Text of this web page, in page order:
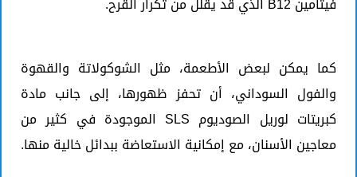
كما يمكن لبعض الأطعمة، مثل الشوكولاتة والقهوة
والفول السوداني، أن تحفز ظهورها، إلى جانب مادة
كبريتات لوريل الصوديوم SLS الموجودة في كثير من
معاجين الأسنان، مع إمكانية الاستعاضة ببدائل خالية منها.